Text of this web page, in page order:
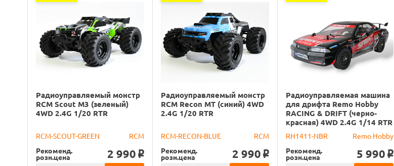
Радиоуправляемый монстр
RCM Scout M3 (зеленый)
4WD 2.4G 1/20 RTR
RCM-SCOUT-GREEN
RCM
Рекоменд.
розн.цена 2 990 o
Радиоуправляемый монстр
RCM Recon MT (синий) 4WD
2.4G 1/20 RTR
RCM-RECON-BLUE
RCM
Рекоменд.
розн.цена 2 990 o
Радиоуправляемая машина
для дрифта Remo Hobby
RACING & DRIFT (черно-
красная) 4WD 2.4G 1/14 RTR
RH1411-NBR
Remo Hobby
Рекоменд.
розн.цена 5 990 o